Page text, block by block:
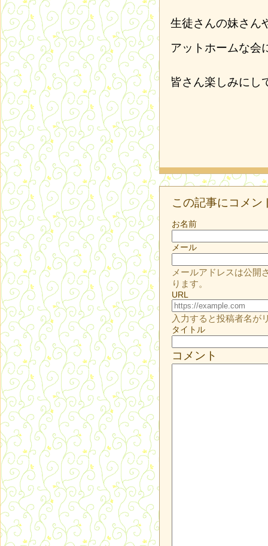
生徒さんの妹さん
アットホームな会
皆さん楽しみにし
この記事にコメン
お名前
メール
メールアドレスは公開
ります。
URL
入力すると投稿者名が
タイトル
コメント